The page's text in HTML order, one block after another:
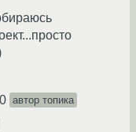
автор топика